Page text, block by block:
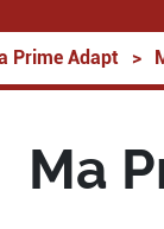
Prime Adapt >
Ma